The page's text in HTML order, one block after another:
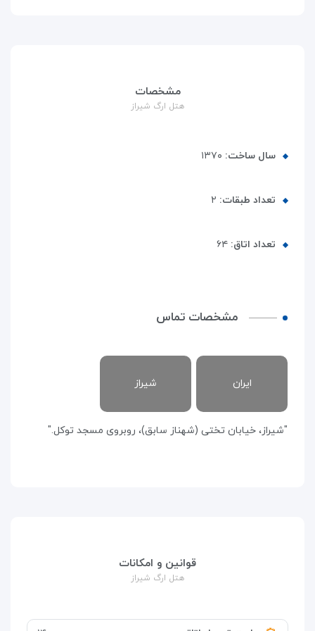
مشخصات
هتل ارگ شیراز
سال ساخت: ۱۳۷۰
تعداد طبقات: ۲
تعداد اتاق: ۶۴
مشخصات تماس
ایران شیراز
"شیراز، خیابان تختی (شهناز سابق)، روبروی مسجد توکل."
قوانین و امکانات
هتل ارگ شیراز